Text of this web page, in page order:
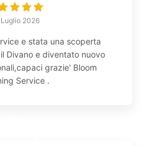
2026
e stata una scoperta
Divano e diventato nuovo
grazie' Bloom
Service .